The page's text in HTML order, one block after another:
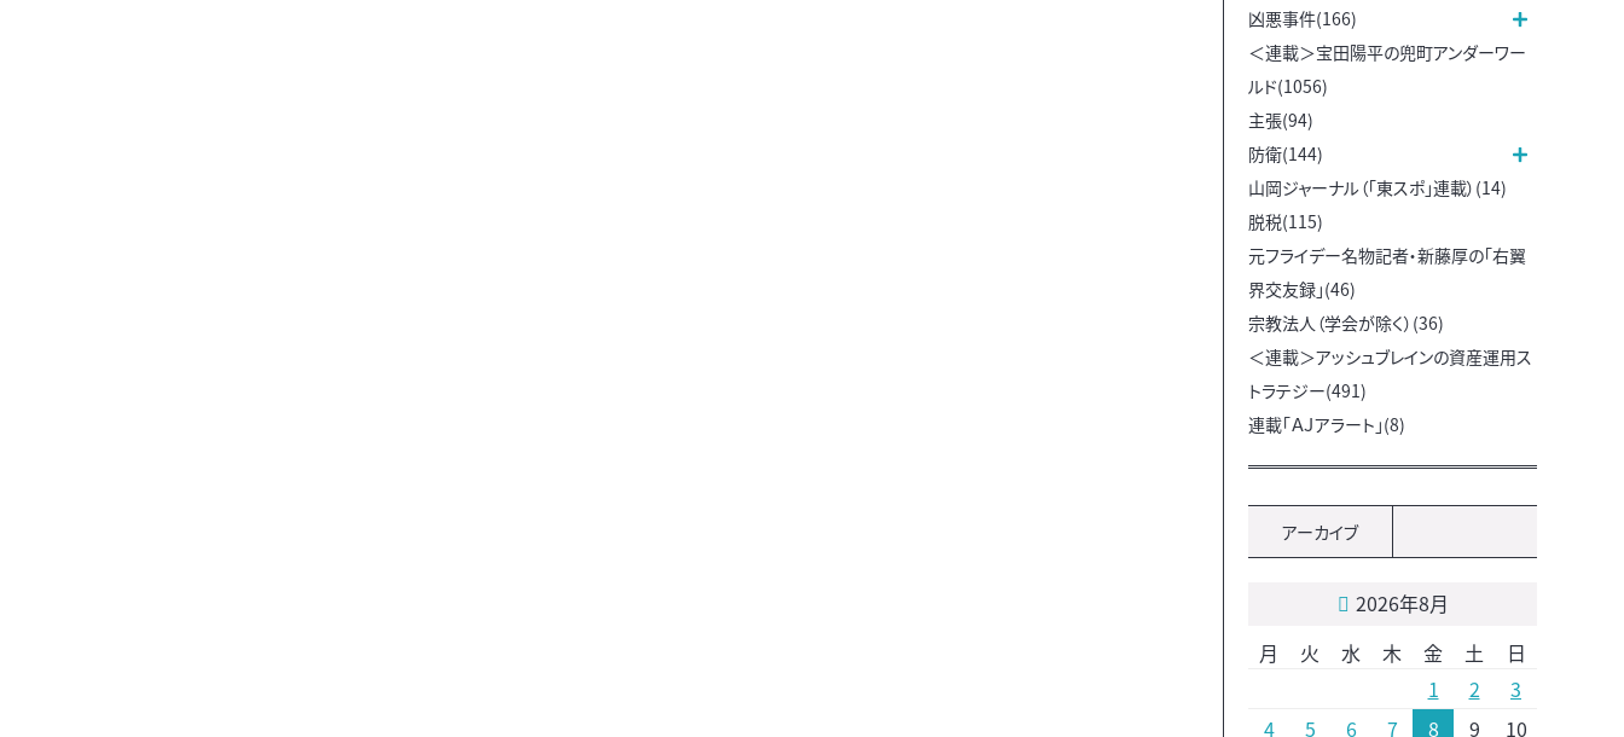
凶悪事件(166)
＜連載＞宝田陽平の兜町アンダーワー
ルド(1056)
主張(94)
防衛(144)
山岡ジャーナル（「東スポ」連載）(14)
脱税(115)
元フライデー名物記者・新藤厚の「右翼
界交友録」(46)
宗教法人（学会が除く）(36)
＜連載＞アッシュブレインの資産運用ス
トラテジー(491)
連載「ＡＪアラート」(8)
アーカイブ
2026年8月
月
火 水 木 金 土
日
1
2
3
4
5 6 7 8 9 10